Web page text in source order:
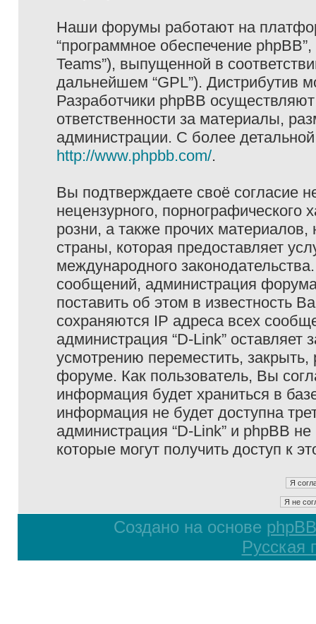
Наши форумы работают на
“программное обеспечение
Teams”), выпущенной в
дальнейшем “GPL”). Дистрибутив
Разработчики phpBB
ответственности за материалы,
администрации. С более
http://www.phpbb.com/.
Вы подтверждаете своё согласие
нецензурного, порнографического
розни, а также прочих
страны, которая предоставляет
международного
сообщений, администрация
поставить об этом в известность
сохраняются IP адреса всех
администрация “D-Link”
усмотрению переместить,
форуме. Как пользователь, Вы
информация будет храниться в
информация не будет доступна
администрация “D-Link” и phpBB
которые могут получить доступ к
Создано на основе phpBB
Русская